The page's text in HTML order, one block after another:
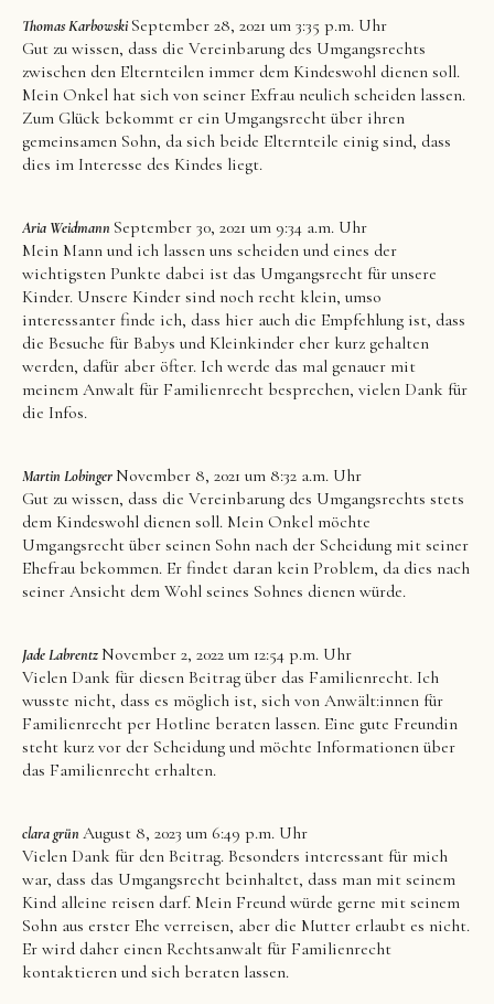
Thomas Karbowski September 28, 2021 um 3:35 p.m. Uhr
Gut zu wissen, dass die Vereinbarung des Umgangsrechts
zwischen den Elternteilen immer dem Kindeswohl dienen soll.
Mein Onkel hat sich von seiner Exfrau neulich scheiden lassen.
Zum Glück bekommt er ein Umgangsrecht über ihren
gemeinsamen Sohn, da sich beide Elternteile einig sind, dass
dies im Interesse des Kindes liegt.
Aria Weidmann September 30, 2021 um 9:34 a.m. Uhr
Mein Mann und ich lassen uns scheiden und eines der
wichtigsten Punkte dabei ist das Umgangsrecht für unsere
Kinder. Unsere Kinder sind noch recht klein, umso
interessanter finde ich, dass hier auch die Empfehlung ist, dass
die Besuche für Babys und Kleinkinder eher kurz gehalten
werden, dafür aber öfter. Ich werde das mal genauer mit
meinem Anwalt für Familienrecht besprechen, vielen Dank für
die Infos.
Martin Lobinger November 8, 2021 um 8:32 a.m. Uhr
Gut zu wissen, dass die Vereinbarung des Umgangsrechts stets
dem Kindeswohl dienen soll. Mein Onkel möchte
Umgangsrecht über seinen Sohn nach der Scheidung mit seiner
Ehefrau bekommen. Er findet daran kein Problem, da dies nach
seiner Ansicht dem Wohl seines Sohnes dienen würde.
Jade Labrentz November 2, 2022 um 12:54 p.m. Uhr
Vielen Dank für diesen Beitrag über das Familienrecht. Ich
wusste nicht, dass es möglich ist, sich von Anwält:innen für
Familienrecht per Hotline beraten lassen. Eine gute Freundin
steht kurz vor der Scheidung und möchte Informationen über
das Familienrecht erhalten.
clara grün August 8, 2023 um 6:49 p.m. Uhr
Vielen Dank für den Beitrag. Besonders interessant für mich
war, dass das Umgangsrecht beinhaltet, dass man mit seinem
Kind alleine reisen darf. Mein Freund würde gerne mit seinem
Sohn aus erster Ehe verreisen, aber die Mutter erlaubt es nicht.
Er wird daher einen Rechtsanwalt für Familienrecht
kontaktieren und sich beraten lassen.